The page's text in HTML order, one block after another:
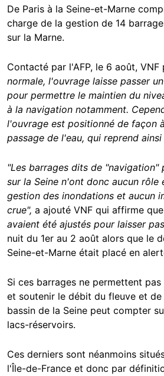
De Paris à la Seine-et-Marne
charge de la gestion de 14
sur la Marne.
Contacté par l'AFP, le 6 août, VNF
normale, l'ouvrage laisse passer
pour permettre le maintien du
à la navigation notamment.
l'ouvrage est positionné de façon
passage de l'eau, qui reprend
"Les barrages dits de "navigation"
sur la Seine n'ont donc aucun rôle
gestion des inondations et aucun
crue", a ajouté VNF qui affirme
avaient été ajustés pour laisser
nuit du 1er au 2 août alors que le
Seine-et-Marne était placé en
Si ces barrages ne permettent
et soutenir le débit du fleuve et
bassin de la Seine peut compter
lacs-réservoirs.
Ces derniers sont néanmoins
l'Île-de-France et donc par